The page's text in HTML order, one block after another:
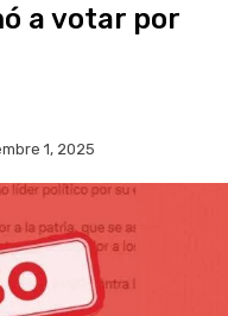
a votar por
1, 2025